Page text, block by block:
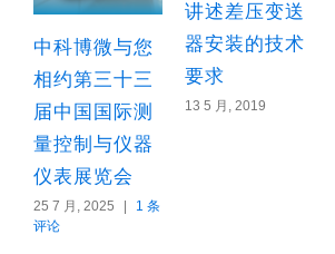
中科博微与您
相约第三十三
届中国国际测
量控制与仪器
仪表展览会
25 7 月, 2025 |
1 条
评论
讲述差压变送
器安装的技术
要求
13 5 月, 2019